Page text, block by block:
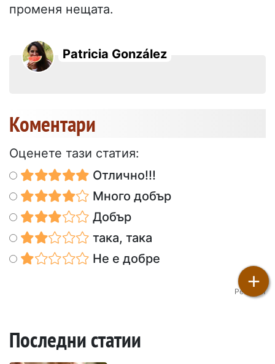
променя нещата.
Patricia González
Коментари
Оценете тази статия:
Отлично!!!
Много добър
Добър
така, така
Не е добре
Petitchef
Последни статии
+